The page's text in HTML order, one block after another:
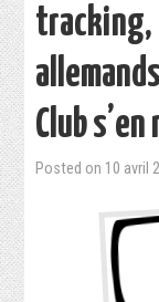
tracking,
Club
Posted on 10 avril